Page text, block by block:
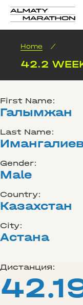
Home /
42.2
First Name:
Галымжан
Last Name:
Gender:
Male
Country:
Казахстан
City:
Астана
Дистанция: